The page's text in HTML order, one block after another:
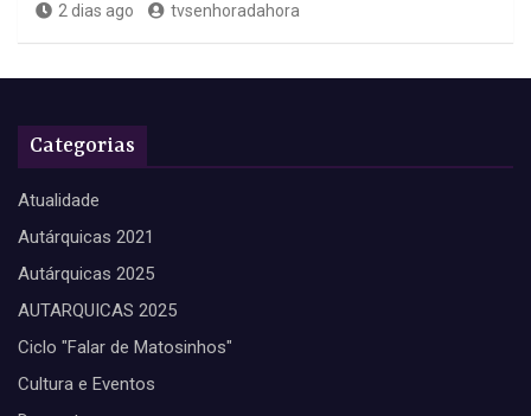
2 dias ago tvsenhoradahora
Categorias
Atualidade
Autárquicas 2021
Autárquicas 2025
AUTARQUICAS 2025
Ciclo "Falar de Matosinhos"
Cultura e Eventos